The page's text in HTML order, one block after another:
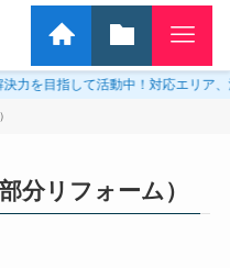
て活動中！対応エリア、江
リフォーム）